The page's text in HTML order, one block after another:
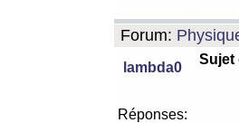
Forum:
lambda0
Sujet
Réponses: